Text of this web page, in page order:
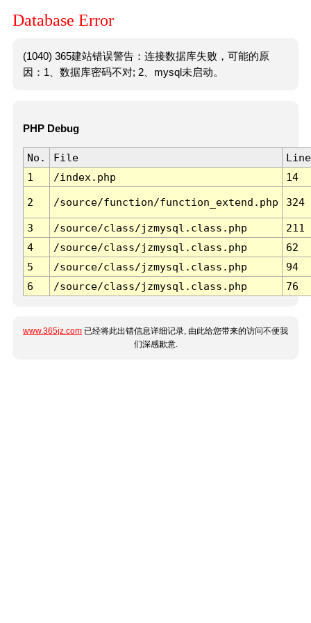
Database Error
(1040) 365建站错误警告：连接数据库失败，可能的原
因：1、数据库密码不对; 2、mysql未启动。
PHP Debug
No. File
Line
1
/index.php 14
2 /source/function/function_extend.php 324
3 /source/class/jzmysql.class.php
211
4
/source/class/jzmysql.class.php
62
5
/source/class/jzmysql.class.php
94
6
/source/class/jzmysql.class.php 76
www.365jz.com 已经将此出错信息详细记录, 由此给您带来的访问不便我
们深感歉意.